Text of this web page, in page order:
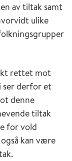
av tiltak samt
ulike
rettet mot
ser derfor et
denne
tiltak
for vold
kan være